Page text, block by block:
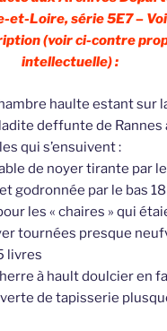
et-Loire, série 5E7 –
(voir ci-contre
intellectuelle) :
haulte estant sur
deffunte de Rannes
qui s’ensuivent :
de noyer tirante par
godronnée par le bas
les « chaires » qui
tournées presque
livres
à hault doulcier en
de tapisserie